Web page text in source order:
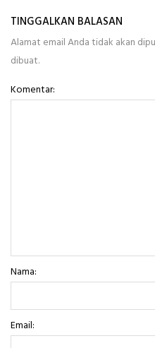
TINGGALKAN BALASAN
Alamat email Anda tidak akan
dibuat.
Komentar:
Nama:
Email: